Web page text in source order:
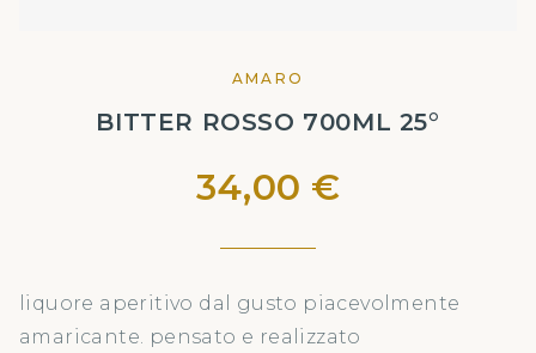
AMARO
BITTER ROSSO 700ML 25°
34,00 €
liquore aperitivo dal gusto piacevolmente
amaricante. pensato e realizzato